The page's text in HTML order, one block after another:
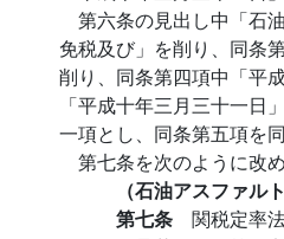
第六条の見出し中「石
免税及び」を削り、同条
削り、同条第四項中「平
「平成十年三月三十一日
一項とし、同条第五項を
第七条を次のように改め
（石油アスファル
第七条 関税定率